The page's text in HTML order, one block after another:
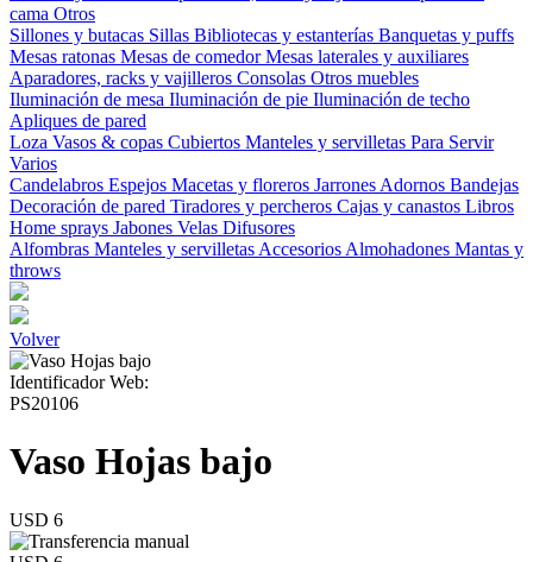
cama Otros
Sillones y butacas Sillas Bibliotecas y estanterías Banquetas y puffs
Mesas ratonas Mesas de comedorMesas laterales y auxiliares
Aparadores, racks y vajilleros Consolas Otros muebles
Iluminación de mesa Iluminación de pie Iluminación de techo
Apliques de pared
Loza Vasos & copas Cubiertos Manteles y servilletas Para Servir
Varios
Candelabros Espejos Macetas y floreros Jarrones Adornos Bandejas
Decoración de pared Tiradores y percheros Cajas y canastos Libros
Home sprays Jabones Velas Difusores
Alfombras Manteles y servilletas Accesorios Almohadones Mantas y
throws
Volver
Identificador Web:
PS20106
Vaso Hojas bajo
USD 6